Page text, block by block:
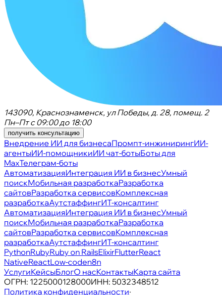
143090, Краснознаменск, ул Победы, д. 28, помещ. 2
Пн–Пт с 09:00 до 18:00
получить консультацию
Внедрение ИИ для бизнесаПромпт-инжинирингИИ-
агентыИИ-помощникиИИ чат-ботыБоты для
MaxТелеграм-боты
АвтоматизацияИнтеграция ИИ в бизнесУмный
поискМобильная разработкаРазработка
сайтовРазработка сервисовКомплексная
разработкаАутстаффингИТ-консалтинг
АвтоматизацияИнтеграция ИИ в бизнесУмный
поискМобильная разработкаРазработка
сайтовРазработка сервисовКомплексная
разработкаАутстаффингИТ-консалтинг
PythonRubyRuby on RailsElixirFlutterReact
NativeReactLow-coden8n
УслугиКейсыБлогО насКонтактыКарта сайта
ОГРН: 1225000128000ИНН: 5032348512
Политика конфиденциальности·